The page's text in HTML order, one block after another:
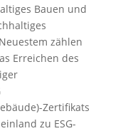
Bauen und
zählen
Erreichen des
Zertifikats
zu ESG-